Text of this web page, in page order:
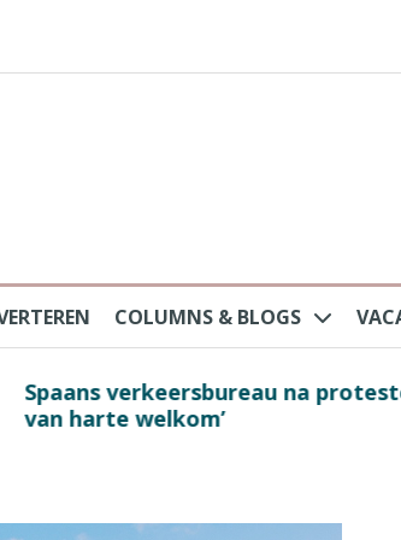
COLUMNS & BLOGS
massatoerisme: ‘Nederlandse